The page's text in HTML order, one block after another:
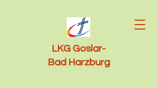
LKG Goslar-
Bad Harzburg